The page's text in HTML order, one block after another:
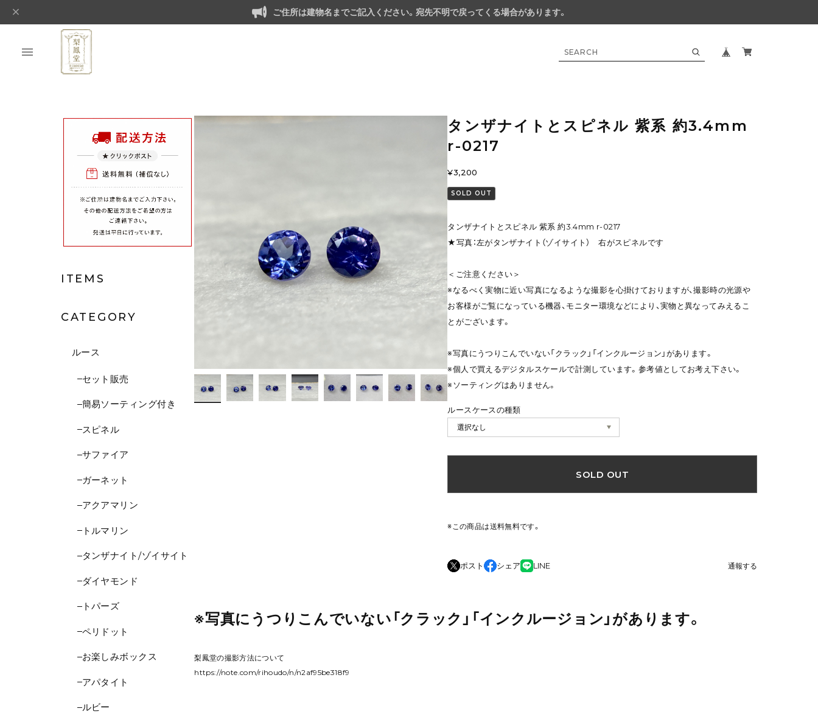
ご住所は建物名までご記入ください。宛先不明で戻ってくる場合があります。
ITEMS
CATEGORY
ルース
セット販売
簡易ソーティング付き
スピネル
サファイア
ガーネット
アクアマリン
トルマリン
タンザナイト/ゾイサイト
ダイヤモンド
トパーズ
ペリドット
お楽しみボックス
アパタイト
ルビー
タンザナイトとスピネル 紫系 約3.4mm
r-0217
¥3,200
SOLD OUT
タンザナイトとスピネル 紫系 約3.4mm r-0217
★写真：左がタンザナイト（ゾイサイト） 右がスピネルです
＜ご注意ください＞
※なるべく実物に近い写真になるような撮影を心掛けておりますが、撮影時の光源や
お客様がご覧になっている機器、モニター環境などにより、実物と異なってみえるこ
とがございます。
※写真にうつりこんでいない「クラック」「インクルージョン」があります。
※個人で買えるデジタルスケールで計測しています。参考値としてお考え下さい。
※ソーティングはありません。
ルースケースの種類
SOLD OUT
※この商品は送料無料です。
ポスト シェア LINE 通報する
※写真にうつりこんでいない「クラック」「インクルージョン」があります。
梨鳳堂の撮影方法について
https://note.com/rihoudo/n/n2af95be318f9